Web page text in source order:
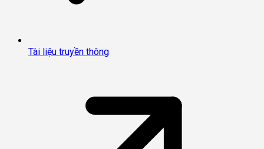
Tài liệu truyền thông